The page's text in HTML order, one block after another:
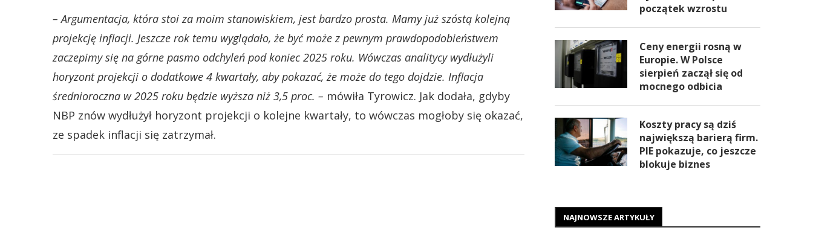
– Argumentacja, która stoi za moim stanowiskiem, jest bardzo prosta. Mamy już szóstą kolejną
projekcję inflacji. Jeszcze rok temu wyglądało, że być może z pewnym prawdopodobieństwem
zaczepimy się na górne pasmo odchyleń pod koniec 2025 roku. Wówczas analitycy wydłużyli
horyzont projekcji o dodatkowe 4 kwartały, aby pokazać, że może do tego dojdzie. Inflacja
średnioroczna w 2025 roku będzie wyższa niż 3,5 proc. – mówiła Tyrowicz. Jak dodała, gdyby
NBP znów wydłużył horyzont projekcji o kolejne kwartały, to wówczas mogłoby się okazać,
ze spadek inflacji się zatrzymał.
początek wzrostu
Ceny energii rosną w
Europie. W Polsce
sierpień zaczął się od
mocnego odbicia
Koszty pracy są dziś
największą barierą firm.
PIE pokazuje, co jeszcze
blokuje biznes
NAJNOWSZE ARTYKUŁY